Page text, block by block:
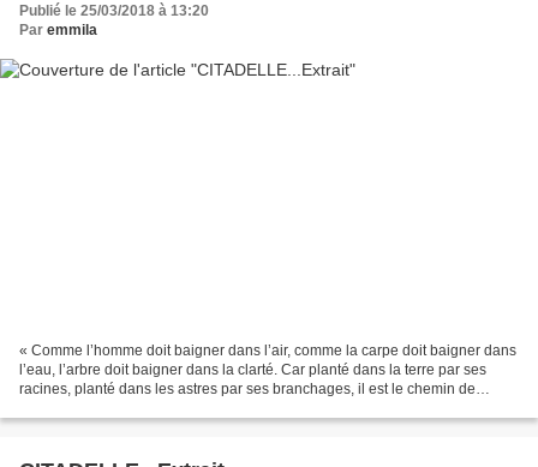
Publié le 25/03/2018 à 13:20
Par emmila
« Comme l’homme doit baigner dans l’air, comme la carpe doit baigner dans
l’eau, l’arbre doit baigner dans la clarté. Car planté dans la terre par ses
racines, planté dans les astres par ses branchages, il est le chemin de